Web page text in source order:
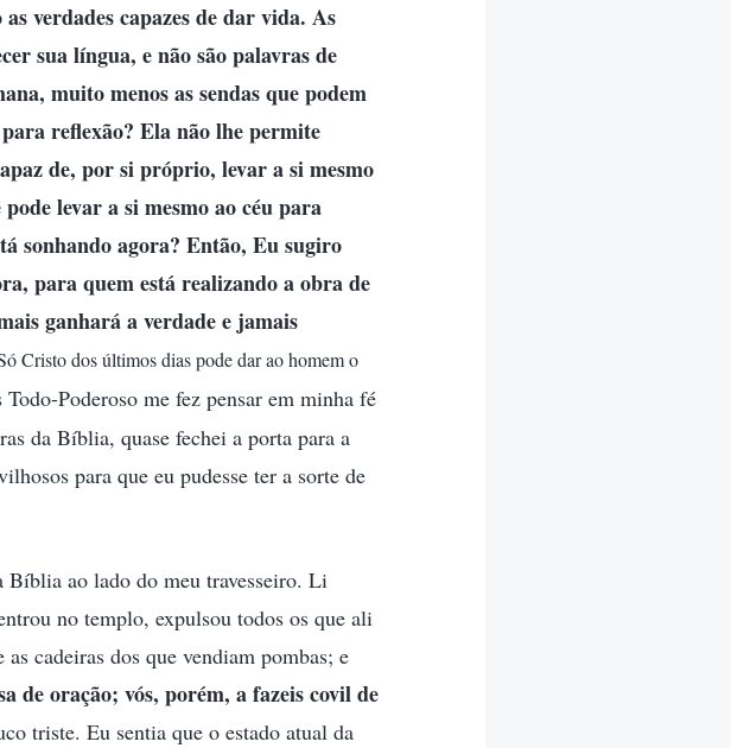
verdades capazes de dar vida. As
sua língua, e não são palavras de
muito menos as sendas que podem
reflexão? Ela não lhe permite
de, por si próprio, levar a si mesmo
levar a si mesmo ao céu para
sonhando agora? Então, Eu sugiro
para quem está realizando a obra de
ganhará a verdade e jamais
Cristo dos últimos dias pode dar ao homem o
Todo-Poderoso me fez pensar em minha fé
da Bíblia, quase fechei a porta para a
para que eu pudesse ter a sorte de
Bíblia ao lado do meu travesseiro. Li
no templo, expulsou todos os que ali
cadeiras dos que vendiam pombas; e
de oração; vós, porém, a fazeis covil de
triste. Eu sentia que o estado atual da